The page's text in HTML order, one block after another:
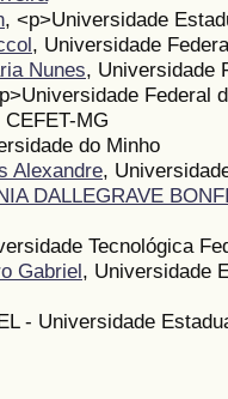
, <p>Universidade
, Universidade
Nunes, Universidade
Federal
CEFET-MG
do Minho
Alexandre,
DALLEGRAVE
Tecnológica
Gabriel, Universidade
- Universidade